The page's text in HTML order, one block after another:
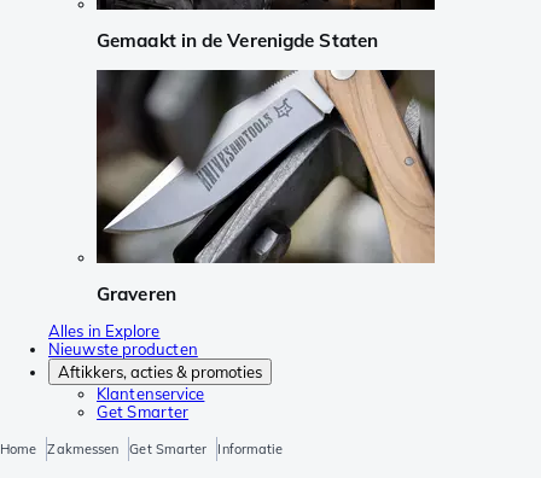
Gemaakt in de Verenigde Staten
Graveren
Alles in Explore
Nieuwste producten
Aftikkers, acties & promoties
Klantenservice
Get Smarter
Home Zakmessen Get Smarter Informatie